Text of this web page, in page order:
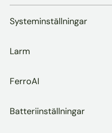
Systeminställningar
Larm
FerroAI
Batteriinställningar